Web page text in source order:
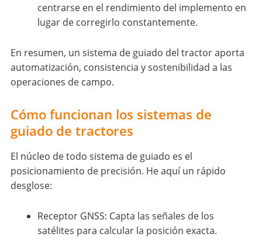
centrarse en el rendimiento del implemento en
lugar de corregirlo constantemente.
En resumen, un sistema de guiado del tractor aporta
automatización, consistencia y sostenibilidad a las
operaciones de campo.
Cómo funcionan los sistemas de
guiado de tractores
El núcleo de todo sistema de guiado es el
posicionamiento de precisión. He aquí un rápido
desglose:
Receptor GNSS: Capta las señales de los
satélites para calcular la posición exacta.